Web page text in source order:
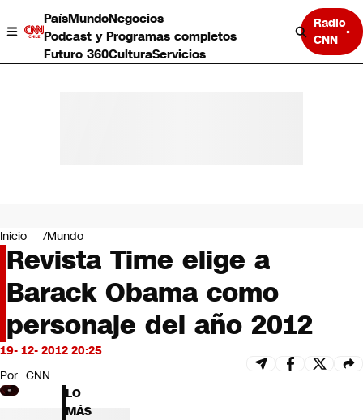
PaísMundoNegocios
Podcast y Programas completos
Futuro 360CulturaServicios
Radio
CNN
Negocios
Deportes
Programas completos
Cultura
Servicios
Bits
CNN tiempo
Futuro 360
Opinión
Inicio Mundo
Revista Time elige a
Barack Obama como
personaje del año 2012
19- 12- 2012 20:25
Por CNN
LO
MÁS